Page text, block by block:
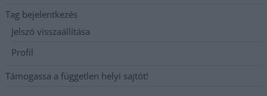
Tag bejelentkezés
Jelszó visszaállítása
Profil
Támogassa a független helyi sajtót!